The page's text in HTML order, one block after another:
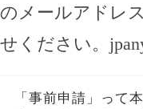
のメールアドレ
せください。
「事前申請」って